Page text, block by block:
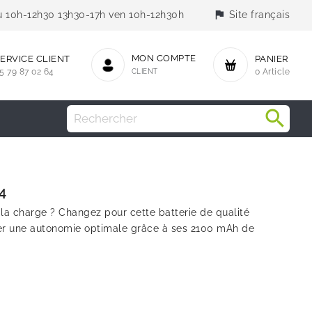
12h30 13h30-17h ven 10h-12h30h flag Site français
PANIER
0 Article
MON COMPTE
CLIENT
CLIENT
79 87 02 64
charge ? Changez pour cette batterie de qualité
une autonomie optimale grâce à ses 2100 mAh de